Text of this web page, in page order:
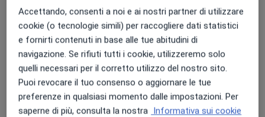
Visita proctologica +
anoscopia
Da 160 € Dettagli
Prenota una visita
Visita chirurgica
Da 140 € Dettagli Prenota una visita
Accettando, consenti a noi e ai nostri partner di utilizzare
cookie (o tecnologie simili) per raccogliere dati statistici
e fornirti contenuti in base alle tue abitudini di
navigazione. Se rifiuti tutti i cookie, utilizzeremo solo
quelli necessari per il corretto utilizzo del nostro sito.
Puoi revocare il tuo consenso o aggiornare le tue
preferenze in qualsiasi momento dalle impostazioni. Per
saperne di più, consulta la nostra Informativa sui cookie